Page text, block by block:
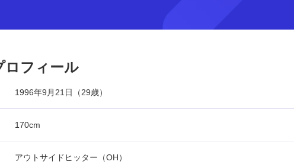
ロフィール
1996年9月21日（29歳）
170cm
アウトサイドヒッター（OH）